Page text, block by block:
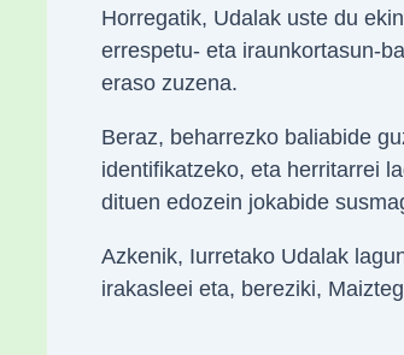
Horregatik, Udalak uste du
errespetu- eta iraunkortasun-
eraso zuzena.
Beraz, beharrezko baliabide
identifikatzeko, eta herritarrei
dituen edozein jokabide
Azkenik, Iurretako Udalak
irakasleei eta, bereziki,